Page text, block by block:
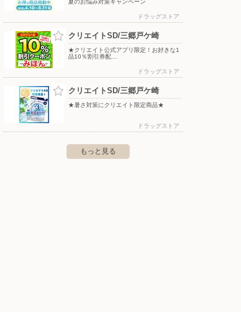
ら/八潮店
ファッションセンターしまむら/二十世紀
ケ丘店
〒271-0085 松戸市二十世紀ケ丘中松町25
夏のお悩み対策キャンペーン
ドラッグストア
クリエイトSD/三郷戸ケ崎
★クリエイト公式アプリ限定！お好きな1
品10％割引券配…
ドラッグストア
クリエイトSD/三郷戸ケ崎
★暑さ対策にクリエイト限定商品★
ドラッグストア
もっと見る